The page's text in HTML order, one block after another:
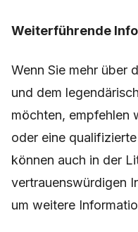
Weiterführende
Wenn Sie mehr über
und dem
möchten, empfehlen
oder eine
können auch in der
vertrauenswürdigen
um weitere